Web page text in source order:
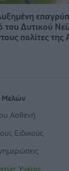
του Δυτικού
πολίτες της
Μελών
Ασθενή
Ειδικούς
Υγείας